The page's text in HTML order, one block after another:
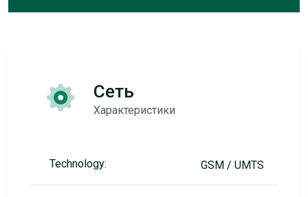
Сеть
Характеристики
Technology: GSM / UMTS